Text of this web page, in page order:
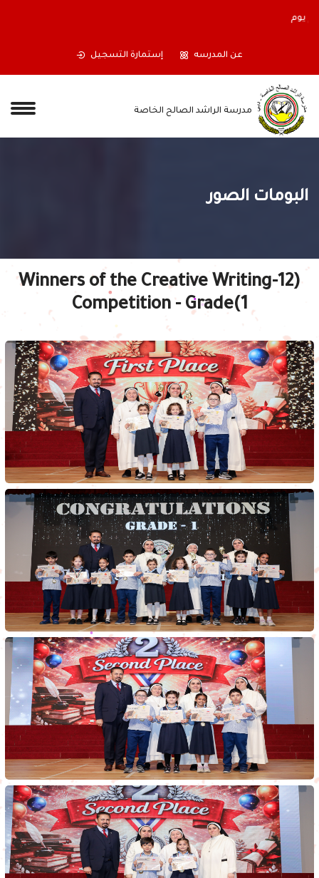
أولياء الأمور الكرام ستغلق المدرسة أبوابها اعتباراً من نهاية دوام يوم
عن المدرسه إستمارة التسجيل
مدرسة الراشد الصالح الخاصة
البومات الصور
(12-Winners of the Creative Writing
Competition - Grade(1